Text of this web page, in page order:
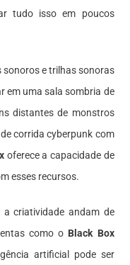
tudo isso em poucos
e trilhas sonoras
em uma sala sombria de
distantes de monstros
corrida cyberpunk com
oferece a capacidade de
esses recursos.
criatividade andam de
como o Black Box
artificial pode ser